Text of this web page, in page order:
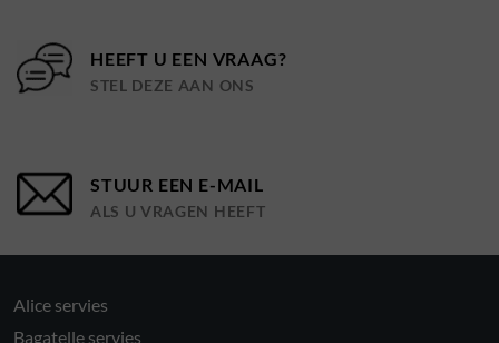
HEEFT U EEN VRAAG?
STEL DEZE AAN ONS
STUUR EEN E-MAIL
ALS U VRAGEN HEEFT
Alice servies
Bagatelle servies